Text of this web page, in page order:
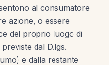
al consumatore
azione, o essere
del proprio luogo di
dal D.lgs.
e dalla restante